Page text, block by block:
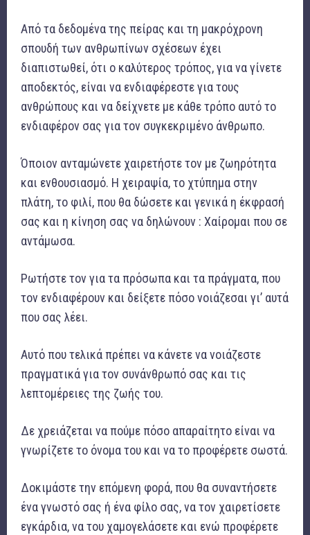
Από τα δεδομένα της πείρας και τη μακρόχρονη
σπουδή των ανθρωπίνων σχέσεων έχει
διαπιστωθεί, ότι ο καλύτερος τρόπος, για να γίνετε
αποδεκτός, είναι να ενδιαφέρεστε για τους
ανθρώπους και να δείχνετε με κάθε τρόπο αυτό το
ενδιαφέρον σας για τον συγκεκριμένο άνθρωπο.
Όποιον ανταμώνετε χαιρετήστε τον με ζωηρότητα
και ενθουσιασμό. Η χειραψία, το χτύπημα στην
πλάτη, το φιλί, που θα δώσετε και γενικά η έκφρασή
σας και η κίνηση σας να δηλώνουν : Χαίρομαι που σε
αντάμωσα.
Ρωτήστε τον για τα πρόσωπα και τα πράγματα, που
τον ενδιαφέρουν και δείξετε πόσο νοιάζεσαι γι’ αυτά
που σας λέει.
Αυτό που τελικά πρέπει να κάνετε να νοιάζεστε
πραγματικά για τον συνάνθρωπό σας και τις
λεπτομέρειες της ζωής του.
Δε χρειάζεται να πούμε πόσο απαραίτητο είναι να
γνωρίζετε το όνομα του και να το προφέρετε σωστά.
Δοκιμάστε την επόμενη φορά, που θα συναντήσετε
ένα γνωστό σας ή ένα φίλο σας, να τον χαιρετίσετε
εγκάρδια, να του χαμογελάσετε και ενώ προφέρετε